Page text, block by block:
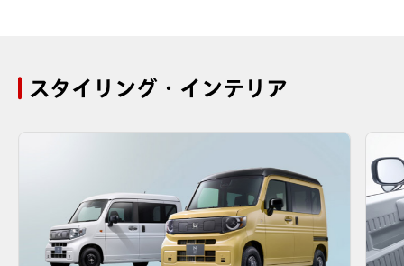
スタイリング・インテリア